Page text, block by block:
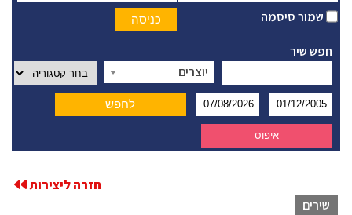
שמור סיסמה
חפש שיר
יוצרים
חזרה ליצירות
שירים